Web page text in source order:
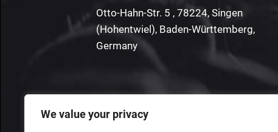
We value your privacy
Otto-Hahn-Str. 5 , 78224, Singen
(Hohentwiel), Baden-Württemberg,
Germany